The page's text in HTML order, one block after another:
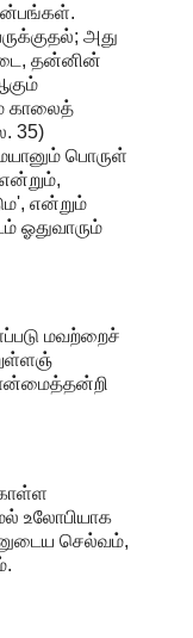
அது
தன்னின்
காலைத்
35)
பொருள்
என்றும்
ஓதுவாரும்
மவற்றைச்
உலோபியாக
செல்வம்,